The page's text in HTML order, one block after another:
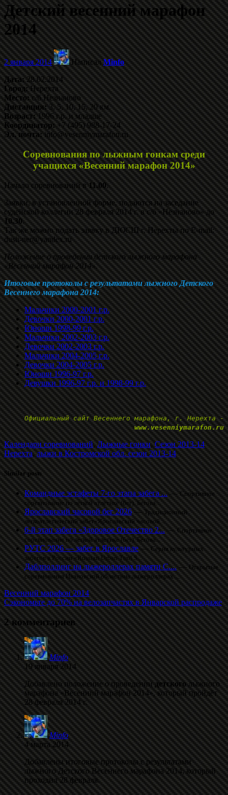
Детский весенний марафон
2014
2 января 2014 НаписалMinfo
Дата:28.02.2014
Город:Нерехта
Место:с/б Незнаново
Дистанция: 3, 5, 10, 15, 20 км.
Возраст:1996 г.р. и младше
Координатор:+7 (495) 988-17-24
Эл. почта:info@vesenniymarafon.ru
Соревнования по лыжным гонкам среди
учащихся «Весенний марафон 2014»
Начало соревнований в11.00.
Заявки, в установленной форме, подаются на заседание
судейской коллегии 28 февраля 2014 г. в с/б «Незнаново» до
10.30.
Так же можно подать заявку в ДЮСШ г. Нерехты по E-mail:
dush-ner@yandex.ru
Положение о проведении детского лыжного марафона
«Весенний марафон 2014».
Итоговые протоколы с результатами лыжного Детского
Весеннего марафона 2014:
Мальчики 2000-2001 г.р.
Девочки 2000-2001 г.р.
Юноши 1998-99 г.р.
Мальчики 2002-2003 г.р.
Девочки 2002-2003 г.р.
Мальчики 2004-2005 г.р.
Девочки 2004-2005 г.р.
Юноши 1996-97 г.р.
Девушки 1996-97 г.р. и 1998-99 г.р.
Официальный сайт Весеннего марафона, г. Нерехта -
www.vesenniymarafon.ru
Календари соревнований,Лыжные гонки,Сезон 2013-14
Нерехта,лыжи в Костромской обл. сезон 2013-14
Similar posts
Командные эстафеты 7-го этапа забега ...—Спортивное
соревнование по легкой атлетике (бег). Бегова...
Ярославский часовой бег 2026—Традиционный
легкоатлетический забег«Ярославский часовой...
6-й этап забега «Здоровое Отечество 2...—Спортивное
соревнование по легкой атлетике (бег). Бегова...
РУТС 2026 — забег в Ярославле—Серия культурных
забегов в России «Russian Urban Trail S...
Даблполлинг на лыжероллерах памяти С....— Открытые
соревнования Ивановской областина лыжероллерах....
Весенний марафон 2014
Сэкономьте до 70% на велозапчастях в Январской распродаже
2 комментариев
Minfo
19 января 2014
Добавлено положение о проведениидетскоголыжного
марафона «Весенний марафон 2014», который пройдёт
28 февраля 2014 г.
Minfo
4 марта 2014
Добавлены итоговые протоколы с результатами
лыжного Детского Весеннего марафона 2014, который
проходил 28 февраля.